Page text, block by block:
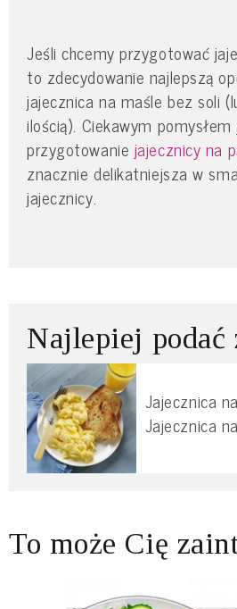
Jeśli chcemy przygotować
to zdecydowanie najlepszą
jajecznica na maśle bez soli
ilością). Ciekawym
przygotowanie jajecznicy na
znacznie delikatniejsza w
jajecznicy.
Najlepiej podać
Jajecznica
Jajecznica
To może Cię